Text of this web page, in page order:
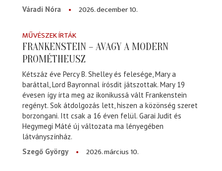
Váradi Nóra
2026. december 10.
MŰVÉSZEK ÍRTÁK
FRANKENSTEIN – AVAGY A MODERN
PROMÉTHEUSZ
Kétszáz éve Percy B. Shelley és felesége, Mary a
baráttal, Lord Bayronnal írósdit játszottak. Mary 19
évesen így írta meg az ikonikussá vált Frankenstein
regényt. Sok átdolgozás lett, hiszen a közönség szeret
borzongani. Itt csak a 16 éven felül. Garai Judit és
Hegymegi Máté új változata ma lényegében
látványszínház.
Szegő György
2026. március 10.